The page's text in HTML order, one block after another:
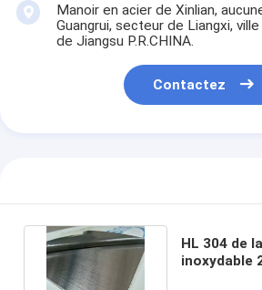
Manoir en acier de Xinlian,
Guangrui, secteur de Liangxi,
de Jiangsu P.R.CHINA.
Contactez
HL 304 de
inoxydable